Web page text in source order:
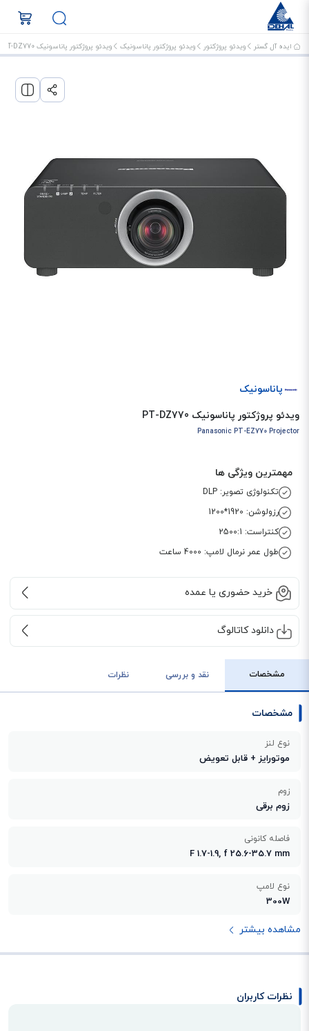
ایده آل گستر ویدئو پروژکتور ویدئو پروژکتور پاناسونیک ویدئو پروژکتور پاناسونیک PT-DZ770
پاناسونیک
ویدئو پروژکتور پاناسونیک PT-DZ770
Panasonic PT-EZ770 Projector
مهمترین ویژگی ها
تکنولوژی تصویر: DLP
رزولوشن: 1920*1200
کنتراست: 2500:1
طول عمر نرمال لامپ: 4000 ساعت
خرید حضوری یا عمده
دانلود کاتالوگ
مشخصات نقد و بررسی نظرات
مشخصات
نوع لنز
موتورایز + قابل تعویض
زوم
زوم برقی
فاصله کانونی
F 1.7-1.9, f 25.6-35.7 mm
نوع لامپ
300W
مشاهده بیشتر
نظرات کاربران